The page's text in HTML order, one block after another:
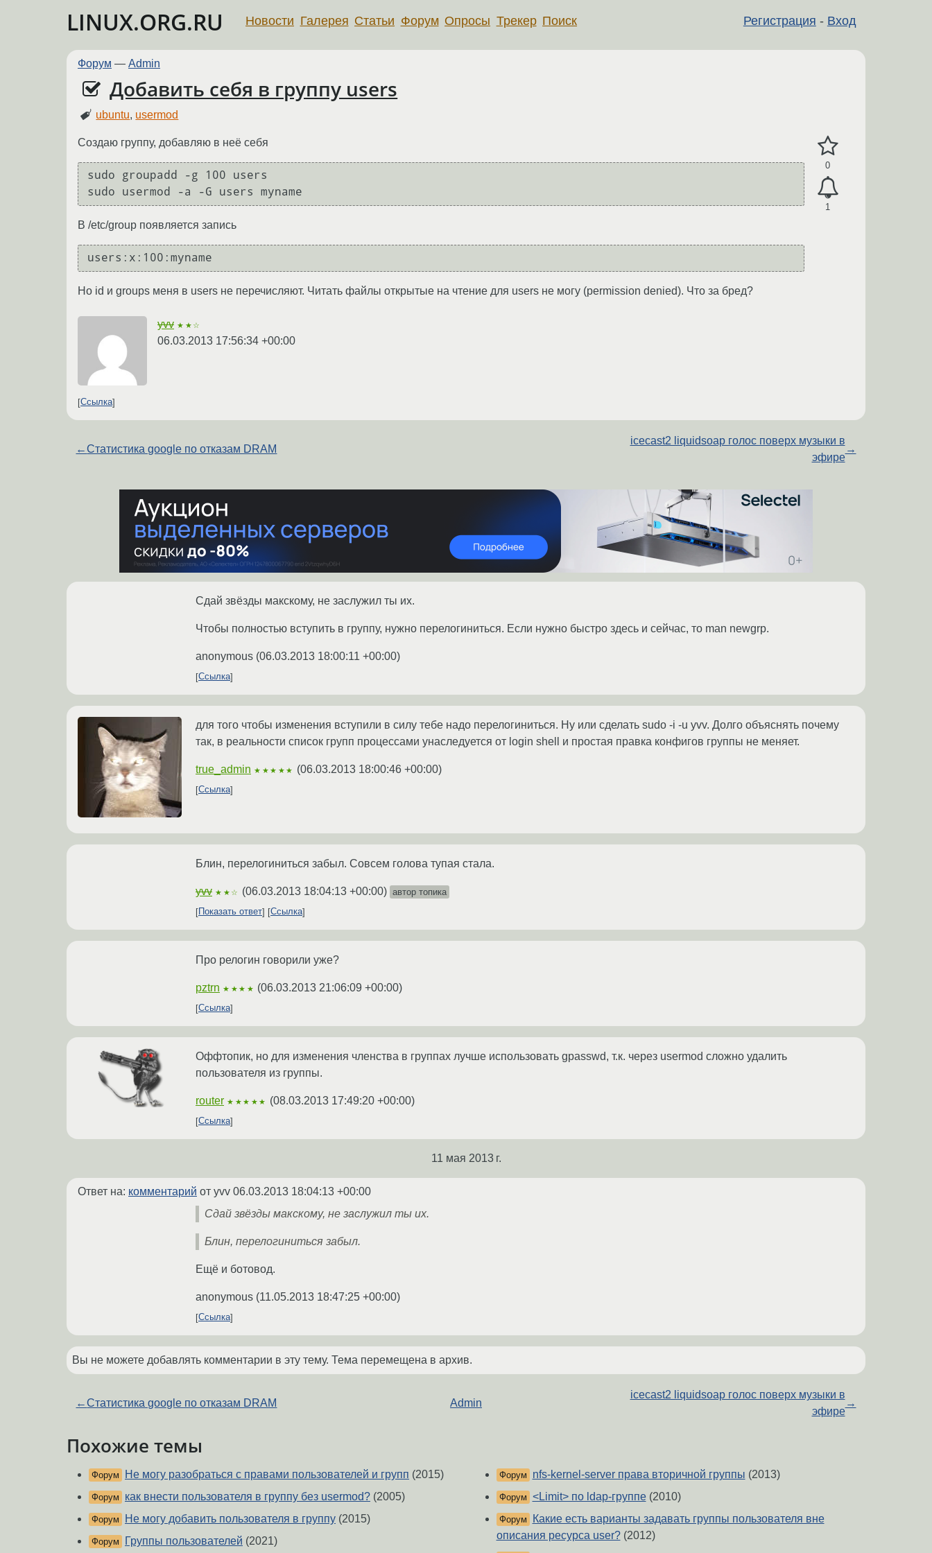
LINUX.ORG.RU Регистрация - Вход
Новости Галерея Статьи Форум Опросы Трекер Поиск
Форум — Admin
Добавить себя в группу users
ubuntu, usermod
0
1
Создаю группу, добавляю в неё себя
sudo groupadd -g 100 users
В /etc/group появляется запись
Но id и groups меня в users не перечисляют. Читать файлы открытые на чтение для users не могу (permission denied). Что за бред?
yvv ★★☆
06.03.2013 17:56:34 +00:00
Ссылка
←Статистика google по отказам DRAM
icecast2 liquidsoap голос поверх музыки в
эфире
→
Сдай звёзды макскому, не заслужил ты их.
Чтобы полностью вступить в группу, нужно перелогиниться. Если нужно быстро здесь и сейчас, то man newgrp.
anonymous (06.03.2013 18:00:11 +00:00)
Ссылка
для того чтобы изменения вступили в силу тебе надо перелогиниться. Ну или сделать sudo -i -u yvv. Долго объяснять почему
так, в реальности список групп процессами унаследуется от login shell и простая правка конфигов группы не меняет.
true_admin ★★★★★ (06.03.2013 18:00:46 +00:00)
Ссылка
Блин, перелогиниться забыл. Совсем голова тупая стала.
yvv ★★☆ (06.03.2013 18:04:13 +00:00) автор топика
Показать ответ
Ссылка
Про релогин говорили уже?
pztrn ★★★★ (06.03.2013 21:06:09 +00:00)
Ссылка
Оффтопик, но для изменения членства в группах лучше использовать gpasswd, т.к. через usermod сложно удалить
пользователя из группы.
router ★★★★★ (08.03.2013 17:49:20 +00:00)
Ссылка
11 мая 2013 г.
Ответ на: комментарий от yvv 06.03.2013 18:04:13 +00:00
Сдай звёзды макскому, не заслужил ты их.
Блин, перелогиниться забыл.
Ещё и ботовод.
anonymous (11.05.2013 18:47:25 +00:00)
Ссылка
Вы не можете добавлять комментарии в эту тему. Тема перемещена в архив.
←Статистика google по отказам DRAM Admin
icecast2 liquidsoap голос поверх музыки в
эфире
→
Похожие темы
Форум Не могу разобраться с правами пользователей и групп (2015)
Форум как внести пользователя в группу без usermod? (2005)
Форум Не могу добавить пользователя в группу (2015)
Форум Группы пользователей (2021)
Форум nfs-kernel-server права вторичной группы (2013)
Форум <Limit> по ldap-группе(2010)
Форум
Какие есть варианты задавать группы пользователя вне
описания ресурса user?(2012)